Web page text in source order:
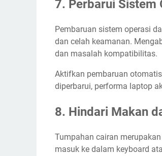
7. Perbarui Sistem
Pembaruan sistem operasi
dan celah keamanan.
dan masalah kompatibilitas.
Aktifkan pembaruan
diperbarui, performa laptop
8. Hindari Makan
Tumpahan cairan
masuk ke dalam keyboard